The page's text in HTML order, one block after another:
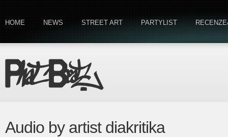
HOME NEWS STREET ART PARTYLIST
Audio by artist diakritika